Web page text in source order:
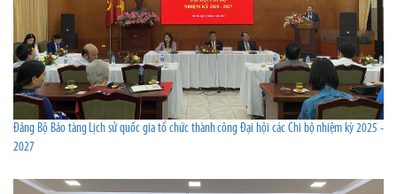
Đảng Bộ Bảo tàng Lịch sử quốc gia tổ chức thành công Đại hội các Chi bộ nhiệm kỳ 2025 -
2027